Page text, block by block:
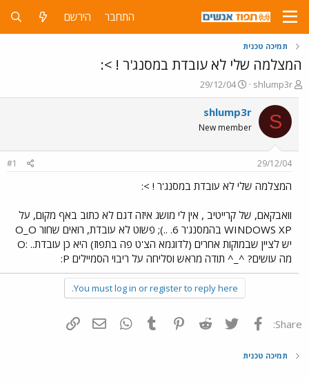
התחבר הירשם
תמיכה טכנית
המצלמה שלי לא עובדת במסנג'ר ! >:
פ
ו
ת
ח
ה
ש
א
shlump3r
פ
ו
ר
ס
ם
ר
29/12/04
S
shlump3r
New member
29/12/04
#1
המצלמה שלי לא עובדת במסנג'ר ! >:
וואבקאם, של קרייטיב , אין לי מושג איזה דגם לא כתוב באף מקום, על
WINDOWS XP בהמסנג'ר 6. ..); פשוט לא עובדת, רואים שחור O_O
יש לציין שבמוקות אחרים (לדוגמא הצ'ט פה בתפוז) היא כן עובדת.. :O
מה עושים? ^_^ תודה מראש וסליחה על ריבוי הסמיילים P:
You must log in or register to reply here.
Share: פייסבוק Twitter
Reddit
Pinterest
Tumblr
WhatsAppדואר אלקטרוני
תמיכה טכנית